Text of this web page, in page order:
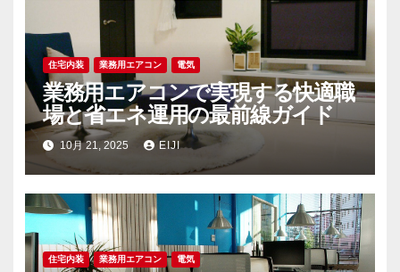
住宅内装 業務用エアコン 電気
業務用エアコンで実現する快適職
場と省エネ運用の最前線ガイド
10月 21, 2025 EIJI
住宅内装 業務用エアコン 電気